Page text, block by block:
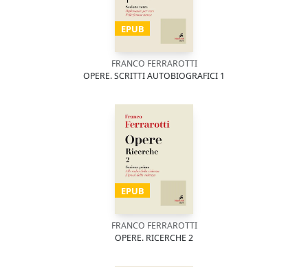
EPUB
FRANCO FERRAROTTI
OPERE. SCRITTI AUTOBIOGRAFICI 1
EPUB
FRANCO FERRAROTTI
OPERE. RICERCHE 2